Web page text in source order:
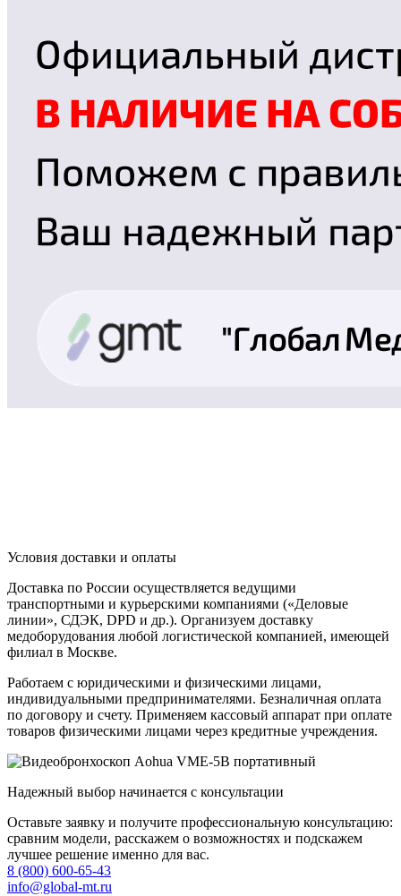
Условия доставки и оплаты
Доставка по России осуществляется ведущими
транспортными и курьерскими компаниями («Деловые
линии», СДЭК, DPD и др.). Организуем доставку
медоборудования любой логистической компанией, имеющей
филиал в Москве.
Работаем с юридическими и физическими лицами,
индивидуальными предпринимателями. Безналичная оплата
по договору и счету. Применяем кассовый аппарат при оплате
товаров физическими лицами через кредитные учреждения.
Надежный выбор начинается с консультации
Оставьте заявку и получите профессиональную консультацию:
сравним модели, расскажем о возможностях и подскажем
лучшее решение именно для вас.
8 (800) 600-65-43
info@global-mt.ru